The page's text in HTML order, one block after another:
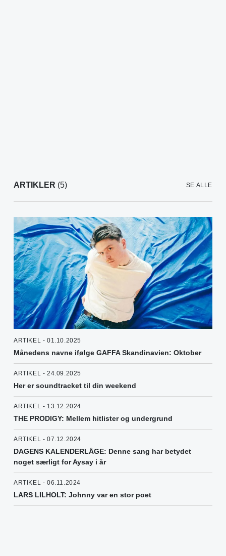
ARTIKLER (5) SE ALLE
ARTIKEL - 01.10.2025
Månedens navne ifølge GAFFA Skandinavien: Oktober
ARTIKEL - 24.09.2025
Her er soundtracket til din weekend
ARTIKEL - 13.12.2024
THE PRODIGY: Mellem hitlister og undergrund
ARTIKEL - 07.12.2024
DAGENS KALENDERLÅGE: Denne sang har betydet
noget særligt for Aysay i år
ARTIKEL - 06.11.2024
LARS LILHOLT: Johnny var en stor poet